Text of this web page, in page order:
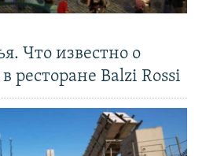
Что известно о
ресторане Balzi Rossi